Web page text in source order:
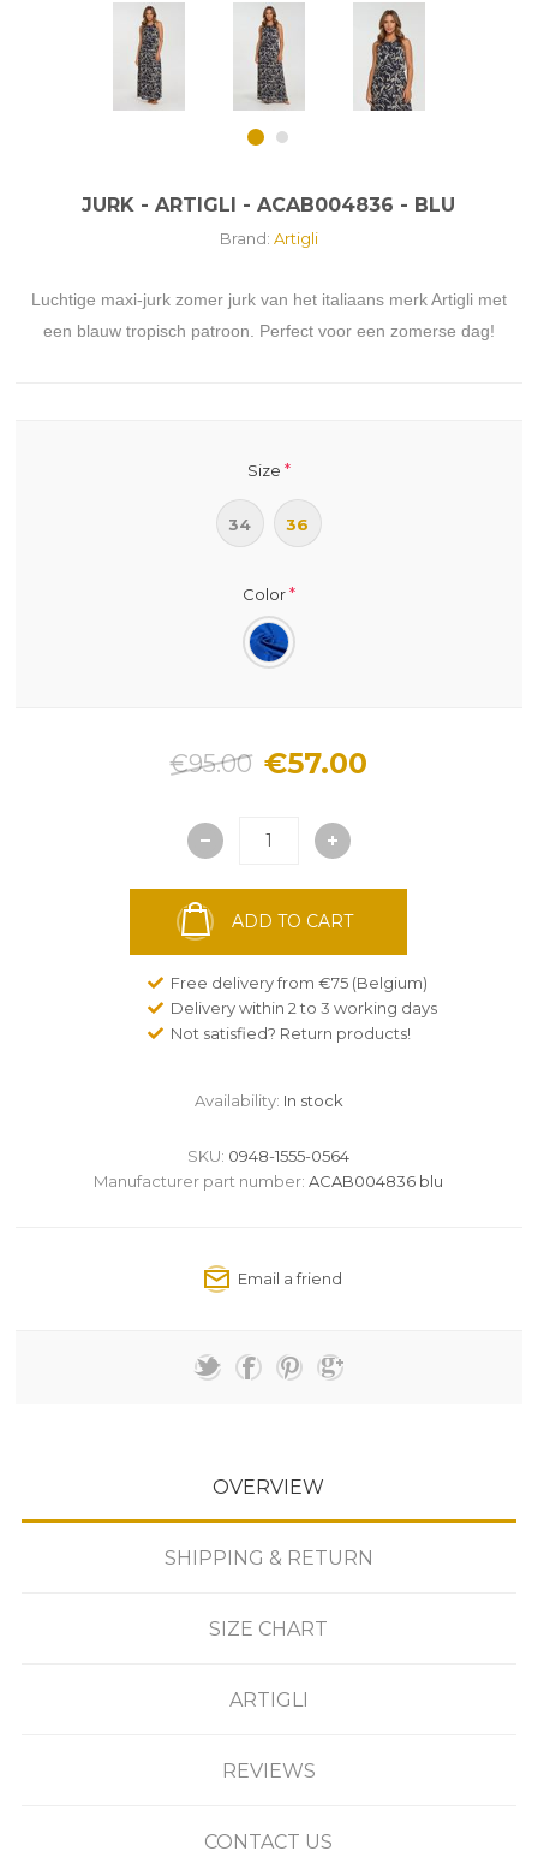
JURK - ARTIGLI - ACAB004836 - BLU
Brand: Artigli
Luchtige maxi-jurk zomer jurk van het italiaans merk Artigli met
een blauw tropisch patroon. Perfect voor een zomerse dag!
Size *
34 36
Color*
€95.00 €57.00
ADD TO CART
Free delivery from €75 (Belgium)
Delivery within 2 to 3 working days
Not satisfied? Return products!
Availability: In stock
SKU: 0948-1555-0564
Manufacturer part number: ACAB004836 blu
OVERVIEW
SHIPPING & RETURN
SIZE CHART
ARTIGLI
REVIEWS
CONTACT US